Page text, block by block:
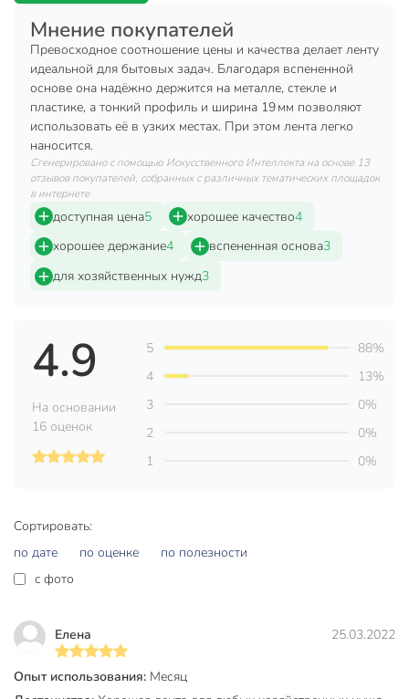
Техническая информация
Длина, м
Ширина, мм
19 мм
Толщина ленты, мм
1 мм
Бренд
Страна производства
Китай
Тип
лента
Двухсторонний
двухсторонние
Материал основы
Назначение
для монтажных
Артикул производителя
SBE-DST-19-02-b
Вес в упаковке
Габариты упаковки
Мнение покупателей
Превосходное соотношение цены и качества делает ленту
идеальной для бытовых задач. Благодаря вспененной
основе она надёжно держится на металле, стекле и
пластике, а тонкий профиль и ширина 19 мм позволяют
использовать её в узких местах. При этом лента легко
наносится.
Сгенерировано с помощью Искусственного Интеллекта на основе 13
отзывов покупателей, собранных с различных тематических площадок
в интернете
доступная цена5 хорошее качество4
хорошее держание4 вспененная основа3
для хозяйственных нужд3
Сортировать:
по дате
по оценке
по полезности
c фото
Елена 25.03.2022
Опыт использования: Месяц
4.9
На основании
16 оценок
5
88%
4
13%
3
0%
2
0%
1
0%